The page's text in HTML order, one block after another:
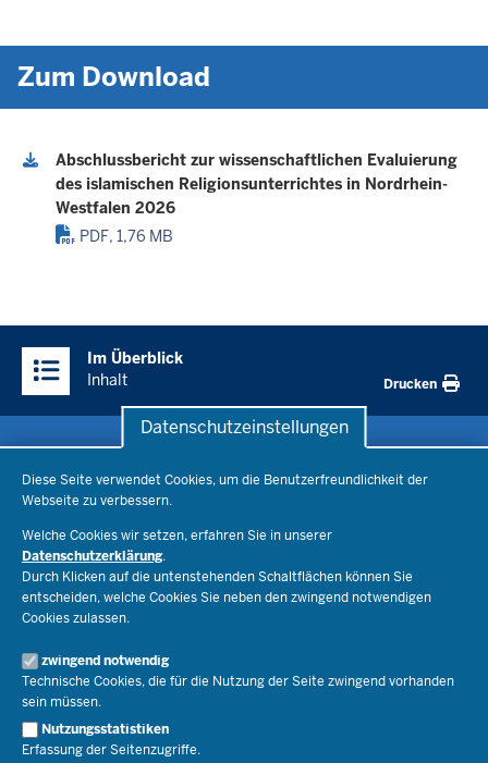
Datenschutzeinstellungen
Diese Seite verwendet Cookies, um die Benutzerfreundlichkeit der
Webseite zu verbessern.
Welche Cookies wir setzen, erfahren Sie in unserer
Datenschutzerklärung.
Durch Klicken auf die untenstehenden Schaltflächen können Sie
entscheiden, welche Cookies Sie neben den zwingend notwendigen
Cookies zulassen.
zwingend notwendig
Technische Cookies, die für die Nutzung der Seite zwingend vorhanden
sein müssen.
Nutzungsstatistiken
Erfassung der Seitenzugriffe.
Zum Download
Abschlussbericht zur wissenschaftlichen Evaluierung
des islamischen Religionsunterrichtes in Nordrhein-
Westfalen 2026
PDF, 1,76 MB
Inhalte
Im Überblick
Inhalt
Drucken
Bildungsthemen
Lehrkräfte
Recht
Schulleben
Ministerium
Ministerin Dorothee Feller
Staatssekretär Dr. Urban Mauer
Open Government
Bibliothek
Veranstaltungen
Geschäftsbereich
Presse
Pressefotos
Social Media
Pressekontakt
Service
Schule(n) suchen
Kontakt
Der Weg zu uns